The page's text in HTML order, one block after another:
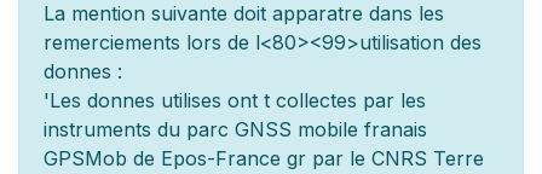
La mention suivante doit apparatre dans les
remerciements lors de l<80><99>utilisation des
donnes :
'Les donnes utilises ont t collectes par les
instruments du parc GNSS mobile franais
GPSMob de Epos-France gr par le CNRS Terre